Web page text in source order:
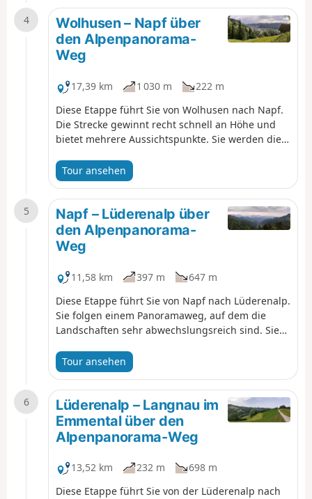
4
Wolhusen – Napf über
den Alpenpanorama-
Weg
17,39 km 1 030 m
222 m
Diese Etappe führt Sie von Wolhusen nach Napf.
Die Strecke gewinnt recht schnell an Höhe und
bietet mehrere Aussichtspunkte. Sie werden die
Der Napf geniesst eine privilegierte Lage und
bietet im Süden einen Ausblick auf die Alpen und
im Norden auf den Jura. Kurz vor dem Napf,
genauer gesagt bei (15), verlassen Sie den
Kanton Luzern und betreten den Kanton Bern.
Tour ansehen
5
Napf – Lüderenalp über
den Alpenpanorama-
Weg
11,58 km 397 m
647 m
Diese Etappe führt Sie von Napf nach Lüderenalp.
Sie folgen einem Panoramaweg, auf dem die
Landschaften sehr abwechslungsreich sind. Sie
des Emmentals, einem Tal, das für seinen Käse
bekannt ist. Die Lüderenalp ist, genau wie Napf,
bei Urlaubern sehr beliebt. Auch hier genießen
Sie einen Panoramablick auf den Jura und die
Berner Alpen.
Tour ansehen
6
Lüderenalp – Langnau im
Emmental über den
Alpenpanorama-Weg
13,52 km 232 m
698 m
Diese Etappe führt Sie von der Lüderenalp nach